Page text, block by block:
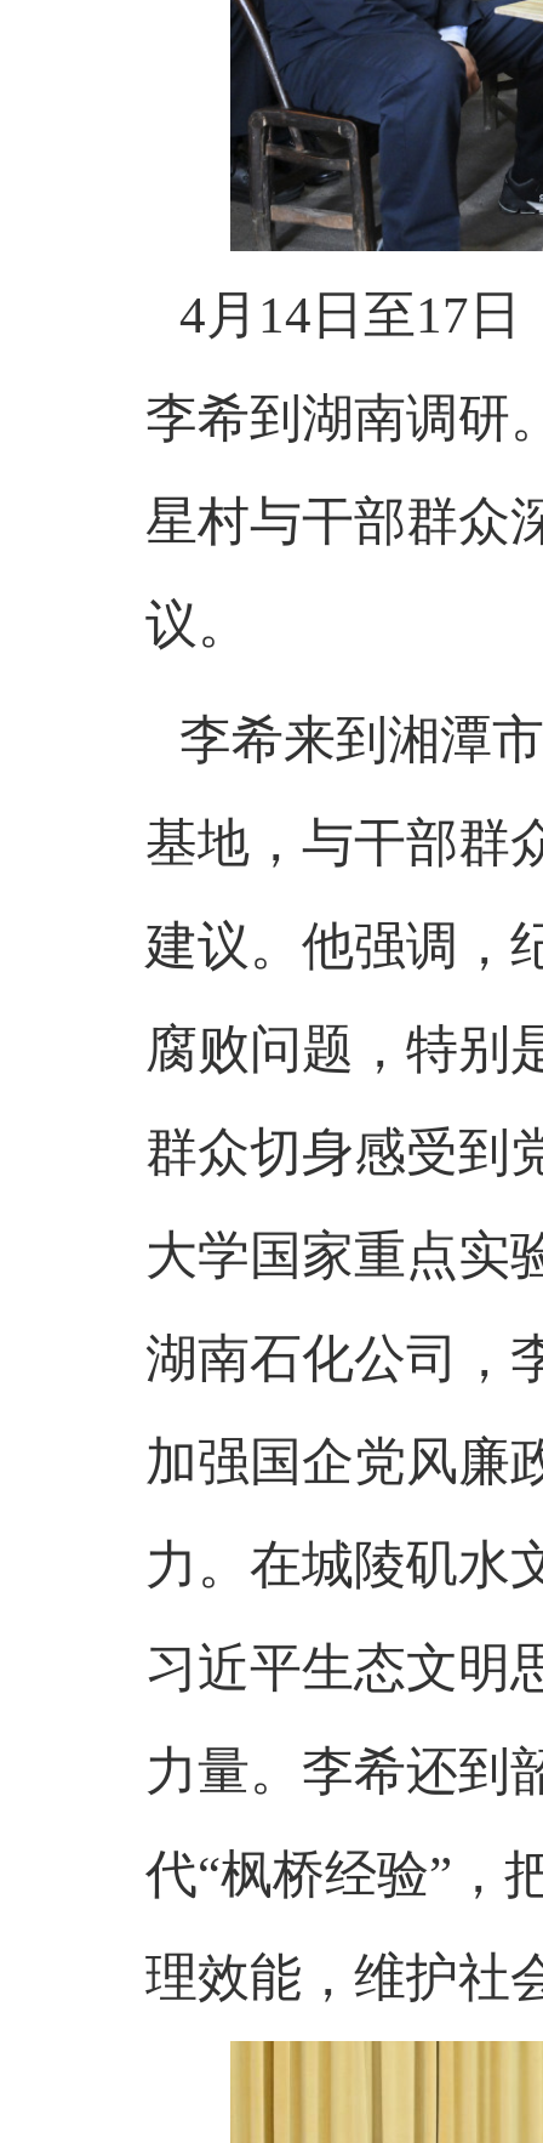
4月 14 日至17 日
李希到湖南调研
星村与干部群众
议。
李希来到湘潭
基地，与干部群
建议。他强调，
腐败问题，特别
群众切身感受到
大学国家重点实
湖南石化公司，
加强国企党风廉
力。在城陵矶水
习近平生态文明
力量。李希还到
代“枫桥经验”，
理效能，维护社